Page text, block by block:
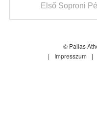
Első Soproni
© Pallas
Impresszum